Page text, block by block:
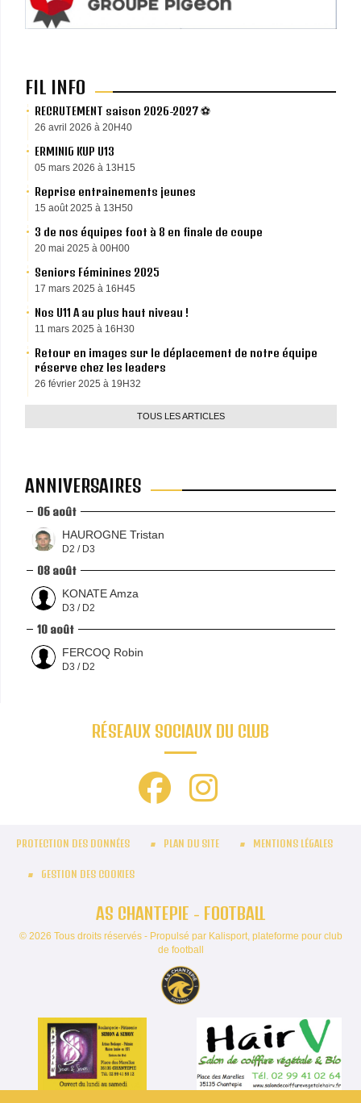
FIL INFO
RECRUTEMENT saison 2026-2027 ⚽️
26 avril 2026 à 20H40
ERMINIG KUP U13
05 mars 2026 à 13H15
Reprise entrainements jeunes
15 août 2025 à 13H50
3 de nos équipes foot à 8 en finale de coupe
20 mai 2025 à 00H00
Seniors Féminines 2025
17 mars 2025 à 16H45
Nos U11 A au plus haut niveau !
11 mars 2025 à 16H30
Retour en images sur le déplacement de notre équipe
réserve chez les leaders
26 février 2025 à 19H32
TOUS LES ARTICLES
ANNIVERSAIRES
06 août
HAUROGNE Tristan
D2 / D3
08 août
KONATE Amza
D3 / D2
10 août
FERCOQ Robin
D3 / D2
RÉSEAUX SOCIAUX DU CLUB
PROTECTION DES DONNÉES PLAN DU SITE MENTIONS LÉGALES
GESTION DES COOKIES
AS CHANTEPIE - FOOTBALL
© 2026 Tous droits réservés - Propulsé par Kalisport, plateforme pour club
de football